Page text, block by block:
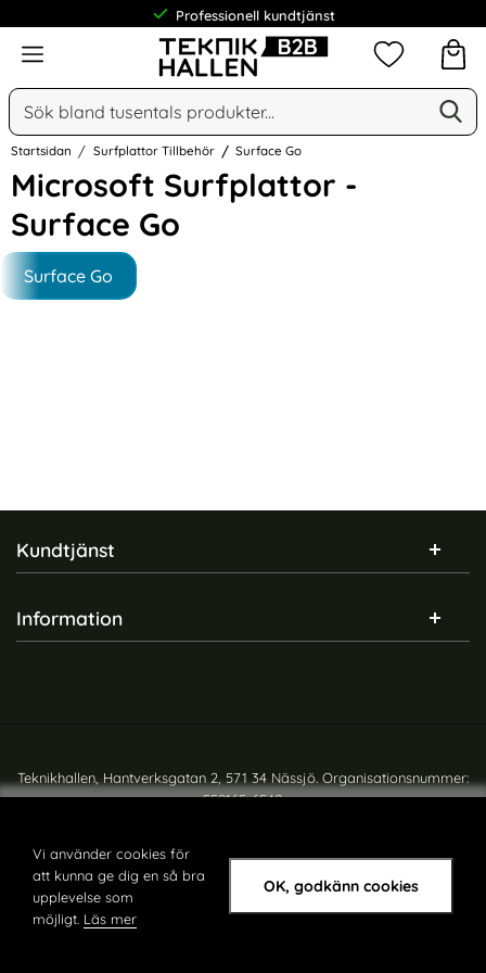
Vi använder cookies för
att kunna ge dig en så bra
upplevelse som
möjligt. Läs mer
OK, godkänn cookies
Professionell kundtjänst
Meny
Sök
Sök på Narse Group AB
Mina
Startsidan Surfplattor Tillbehör Surface Go
Microsoft Surfplattor -
Surface Go
Hoppa
produkter
Underkategorier
Surface Go
Sidfot Blandad info och länkar
Kundtjänst
Information
Teknikhallen, Hantverksgatan 2, 571 34 Nässjö. Organisationsnummer:
559165-6540